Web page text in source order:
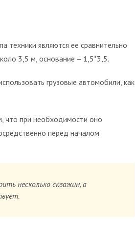
техники являются ее сравнительно
3,5 м, основание – 1,5*3,5.
грузовые автомобили, как
что при необходимости оно
перед началом
несколько скважин, а